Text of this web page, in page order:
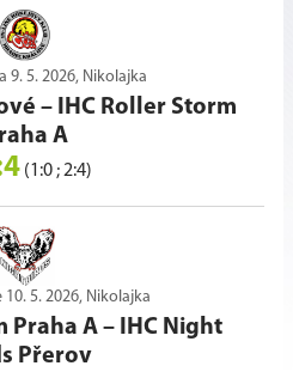
9. 5. 2026, Nikolajka
– IHC Roller Storm
A
(1:0 ; 2:4)
5. 2026, Nikolajka
Praha A– IHC Night
Přerov